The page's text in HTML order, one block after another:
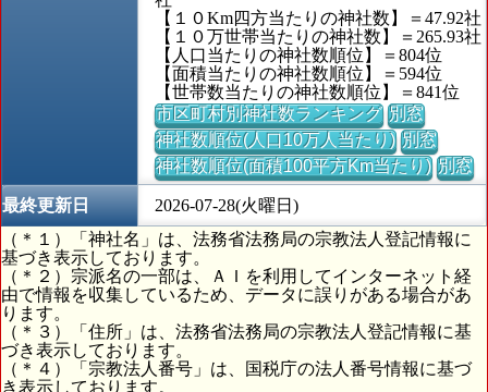
【１０Km四方当たりの神社数】＝47.92社
【１０万世帯当たりの神社数】＝265.93社
【人口当たりの神社数順位】＝804位
【面積当たりの神社数順位】＝594位
【世帯数当たりの神社数順位】＝841位
市区町村別神社数ランキング 別窓
神社数順位(人口10万人当たり) 別窓
神社数順位(面積100平方Km当たり) 別窓
最終更新日
2026-07-28(火曜日)
（＊１）「神社名」は、法務省法務局の宗教法人登記情報に
基づき表示しております。
（＊２）宗派名の一部は、ＡＩを利用してインターネット経
由で情報を収集しているため、データに誤りがある場合があ
ります。
（＊３）「住所」は、法務省法務局の宗教法人登記情報に基
づき表示しております。
（＊４）「宗教法人番号」は、国税庁の法人番号情報に基づ
き表示しております。